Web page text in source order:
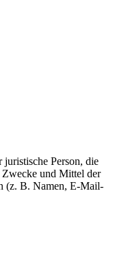
Person, die
Zwecke und Mittel der
(z. B. Namen, E-Mail-